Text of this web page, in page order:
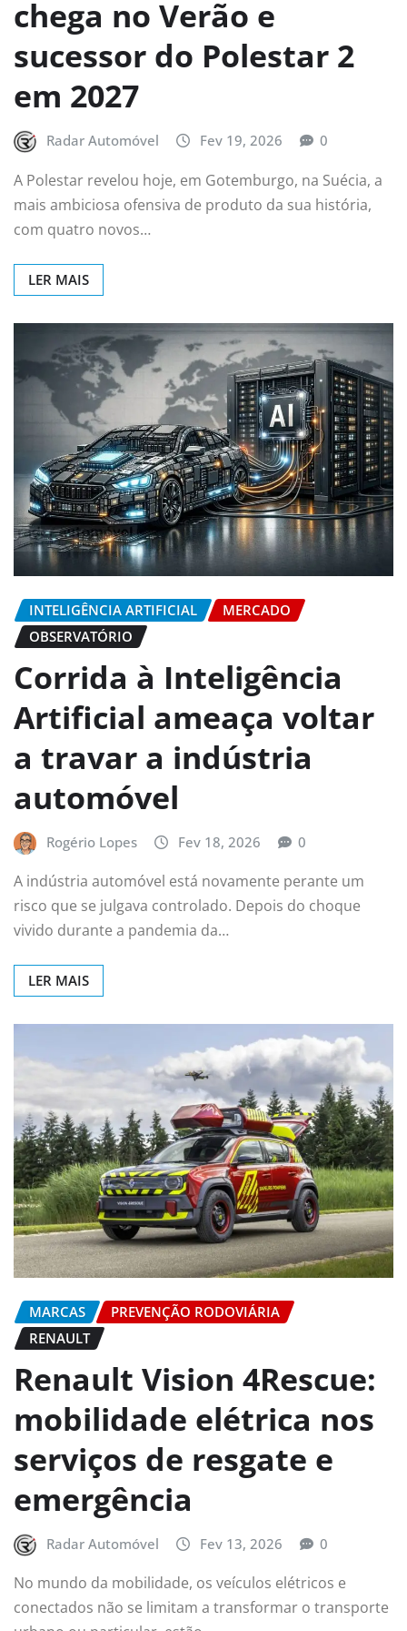
chega no Verão e
sucessor do Polestar 2
em 2027
Radar Automóvel Fev 19, 2026 0
A Polestar revelou hoje, em Gotemburgo, na Suécia, a
mais ambiciosa ofensiva de produto da sua história,
com quatro novos…
LER MAIS
INTELIGÊNCIA ARTIFICIAL
MERCADO
OBSERVATÓRIO
Corrida à Inteligência
Artificial ameaça voltar
a travar a indústria
automóvel
Rogério Lopes Fev 18, 2026 0
A indústria automóvel está novamente perante um
risco que se julgava controlado. Depois do choque
vivido durante a pandemia da…
LER MAIS
MARCAS
PREVENÇÃO RODOVIÁRIA
RENAULT
Renault Vision 4Rescue:
mobilidade elétrica nos
serviços de resgate e
emergência
Radar Automóvel Fev 13, 2026 0
No mundo da mobilidade, os veículos elétricos e
conectados não se limitam a transformar o transporte